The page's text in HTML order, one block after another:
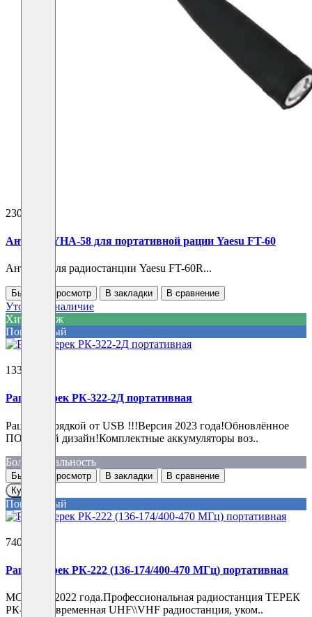
2300 ₽
Антенна YHA-58 для портативной рации Yaesu FT-60
Антенна для радиостанции Yaesu FT-60R...
Быстрый просмотр В закладки В сравнение
Уточнить наличие
Хит продаж
Популярный
13310 ₽
Рация Терек РК-322-2Д портативная
Рация с зарядкой от USB !!!Версия 2023 года!Обновлённое
ПО!Новый дизайн!Комплектные аккумуляторы воз..
Большая дальность
Быстрый просмотр В закладки
В сравнение
Купить
Популярный
7400 ₽
Рация Терек РК-222 (136-174/400-470 МГц) портативная
МОДЕЛЬ 2022 года.Профессиональная радиостанция ТЕРЕК
РК-222.Современная UHF\\VHF радиостанция, уком..